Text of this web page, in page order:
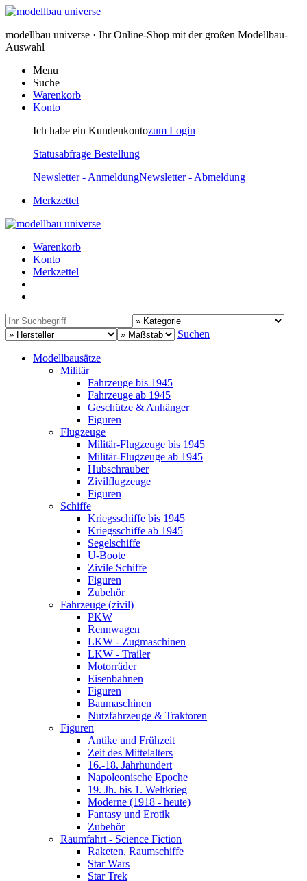
modellbau universe · Ihr Online-Shop mit der großen Modellbau-
Auswahl
Menu
Suche
Warenkorb
Konto
Ich habe ein Kundenkontozum Login
Statusabfrage Bestellung
Newsletter - AnmeldungNewsletter - Abmeldung
Merkzettel
Warenkorb
Konto
Merkzettel
Suchen
Modellbausätze
Militär
Fahrzeuge bis 1945
Fahrzeuge ab 1945
Geschütze & Anhänger
Figuren
Flugzeuge
Militär-Flugzeuge bis 1945
Militär-Flugzeuge ab 1945
Hubschrauber
Zivilflugzeuge
Figuren
Schiffe
Kriegsschiffe bis 1945
Kriegsschiffe ab 1945
Segelschiffe
U-Boote
Zivile Schiffe
Figuren
Zubehör
Fahrzeuge (zivil)
PKW
Rennwagen
LKW - Zugmaschinen
LKW - Trailer
Motorräder
Eisenbahnen
Figuren
Baumaschinen
Nutzfahrzeuge & Traktoren
Figuren
Antike und Frühzeit
Zeit des Mittelalters
16.-18. Jahrhundert
Napoleonische Epoche
19. Jh. bis 1. Weltkrieg
Moderne (1918 - heute)
Fantasy und Erotik
Zubehör
Raumfahrt - Science Fiction
Raketen, Raumschiffe
Star Wars
Star Trek